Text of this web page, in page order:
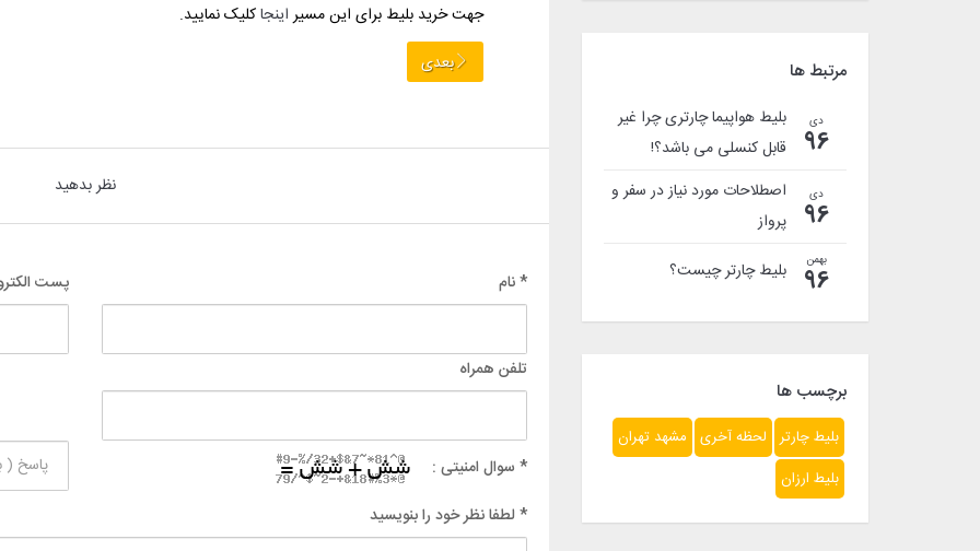
مرتبط ها
دی
96
بلیط هواپیما چارتری چرا غیر
قابل کنسلی می باشد؟!
دی
96
اصطلاحات مورد نیاز در سفر و
پرواز
بهمن
96 بلیط چارتر چیست؟
برچسب ها
بلیط چارتر لحظه آخری مشهد تهران
بلیط ارزان
جهت خرید بلیط برای این مسیر اینجاکلیک نمایید.
بعدی
نظر بدهید
* نام پست
تلفن همراه
* سوال امنیتی :
* لطفا نظر خود را بنویسید